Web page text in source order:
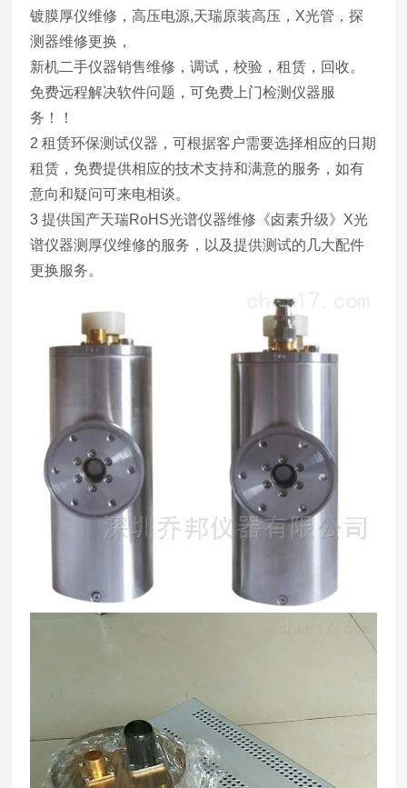
镀膜厚仪维修，高压电源,天瑞原装高压，X光管，探
测器维修更换，
新机二手仪器销售维修，调试，校验，租赁，回收。
免费远程解决软件问题，可免费上门检测仪器服
务！！
2 租赁环保测试仪器，可根据客户需要选择相应的日期
租赁，免费提供相应的技术支持和满意的服务，如有
意向和疑问可来电相谈。
3 提供国产天瑞RoHS光谱仪器维修《卤素升级》X光
谱仪器测厚仪维修的服务，以及提供测试的几大配件
更换服务。